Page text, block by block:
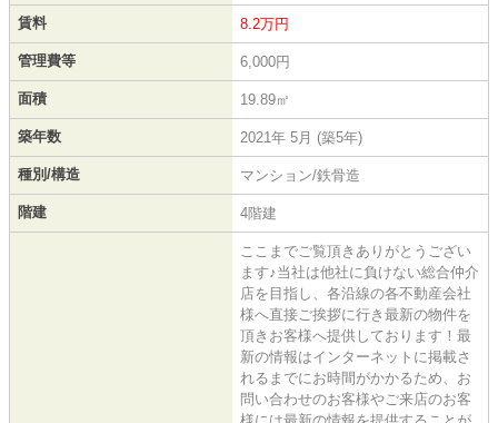
賃料 8.2万円
管理費等 6,000円
面積 19.89㎡
築年数 2021年 5月 (築5年)
種別/構造 マンション/鉄骨造
階建 4階建
ここまでご覧頂きありがとうござい
ます♪当社は他社に負けない総合仲介
店を目指し、各沿線の各不動産会社
様へ直接ご挨拶に行き最新の物件を
頂きお客様へ提供しております！最
新の情報はインターネットに掲載さ
れるまでにお時間がかかるため、お
問い合わせのお客様やご来店のお客